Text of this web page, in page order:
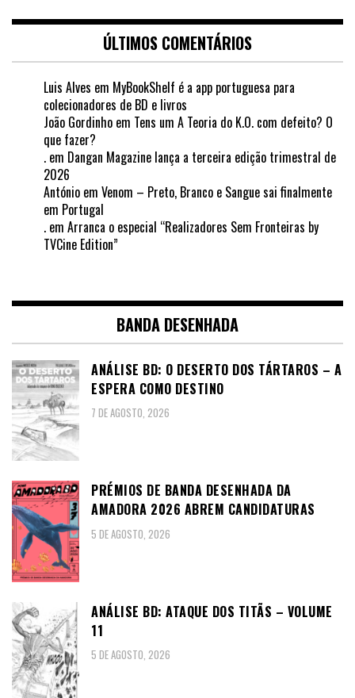
ÚLTIMOS COMENTÁRIOS
Luis Alves em MyBookShelf é a app portuguesa para
colecionadores de BD e livros
João Gordinho em Tens um A Teoria do K.O. com defeito? O
que fazer?
. em Dangan Magazine lança a terceira edição trimestral de
2026
António em Venom – Preto, Branco e Sangue sai finalmente
em Portugal
. em Arranca o especial “Realizadores Sem Fronteiras by
TVCine Edition”
BANDA DESENHADA
ANÁLISE BD: O DESERTO DOS TÁRTAROS – A
ESPERA COMO DESTINO
7 DE AGOSTO, 2026
PRÉMIOS DE BANDA DESENHADA DA
AMADORA 2026 ABREM CANDIDATURAS
5 DE AGOSTO, 2026
ANÁLISE BD: ATAQUE DOS TITÃS – VOLUME
11
5 DE AGOSTO, 2026